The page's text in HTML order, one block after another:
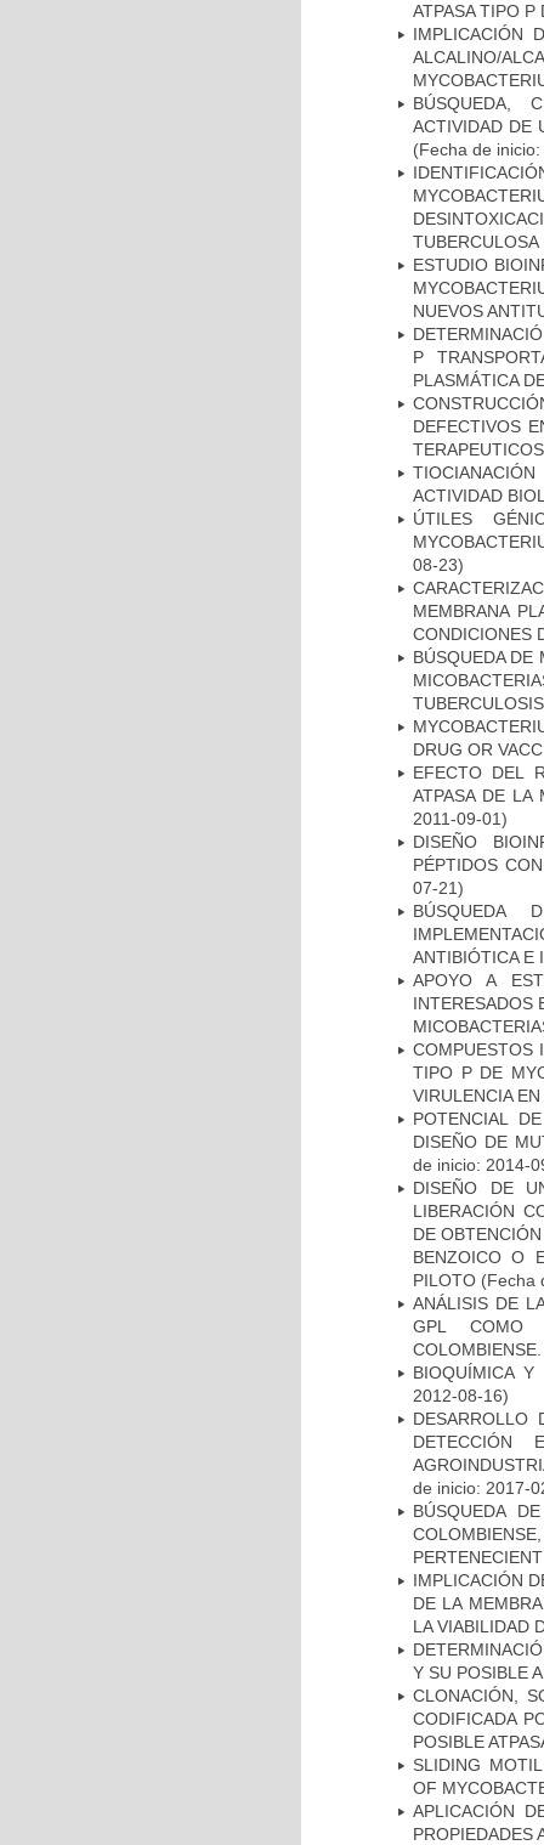
ATPASA TIPO
IMPLICACIÓN
ALCALINO/
BÚSQUEDA,
ACTIVIDAD DE
(Fecha de
TUBERCULOSA
ESTUDIO
NUEVOS
P
PLASMÁTICA
DEFECTIVOS
ACTIVIDAD
ÚTILES
08-23)
MEMBRANA
CONDICIONES
BÚSQUEDA DE
DRUG OR
EFECTO DEL
ATPASA DE LA
2011-09-01)
DISEÑO
PÉPTIDOS
07-21)
BÚSQUEDA
ANTIBIÓTICA E
APOYO A
INTERESADOS
COMPUESTOS
TIPO P DE
VIRULENCIA
POTENCIAL
DISEÑO DE
de inicio: 2014-
DISEÑO DE
LIBERACIÓN
DE
BENZOICO O
PILOTO (Fecha
ANÁLISIS DE
GPL COMO
COLOMBIENSE.
BIOQUÍMICA Y
2012-08-16)
DESARROLLO
DETECCIÓN
de inicio: 2017-
BÚSQUEDA
IMPLICACIÓN
DE LA
LA VIABILIDAD
Y SU POSIBLE
CLONACIÓN,
CODIFICADA
POSIBLE
SLIDING
OF
APLICACIÓN
PROPIEDADES